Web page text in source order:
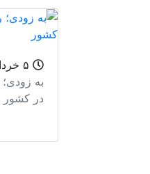
به زودی؛
در کشور